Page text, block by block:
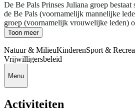
De Be Pals Prinses Juliana groep
de Be Pals (voornamelijk mannelijke
groep (voornamelijk vrouwelijke leden)
Toon meer
Natuur & MilieuKinderenSport &
Vrijwilligersbeleid
Menu
Activiteiten